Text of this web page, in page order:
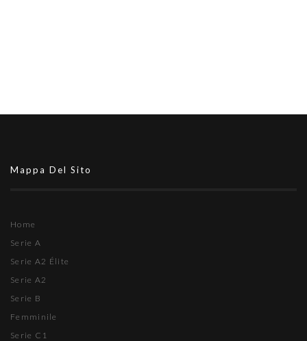
Mappa Del Sito
Home
Serie A
Serie A2 Élite
Serie A2
Serie B
Femminile
Serie C1